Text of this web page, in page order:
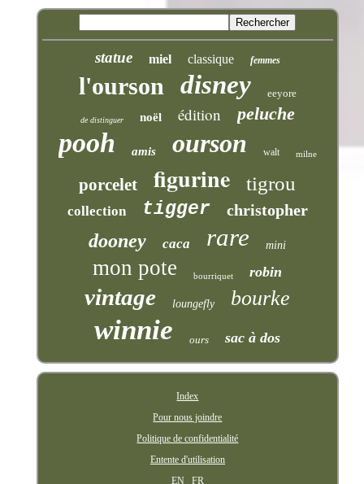
statue miel classique femmes
l'ourson disney eeyore
de distinguer noël édition peluche
pooh amis ourson walt milne
porcelet figurine tigrou
collection tigger christopher
dooney caca rare mini
mon pote bourriquet robin
vintage loungefly bourke
winnie ours sac à dos
Index
Pour nous joindre
Politique de confidentialité
Entente d'utilisation
EN
FR